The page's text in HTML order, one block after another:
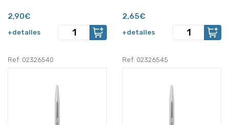
2,90€
+detalles
2,65€
+detalles
Ref: 02326540 Ref: 02326545